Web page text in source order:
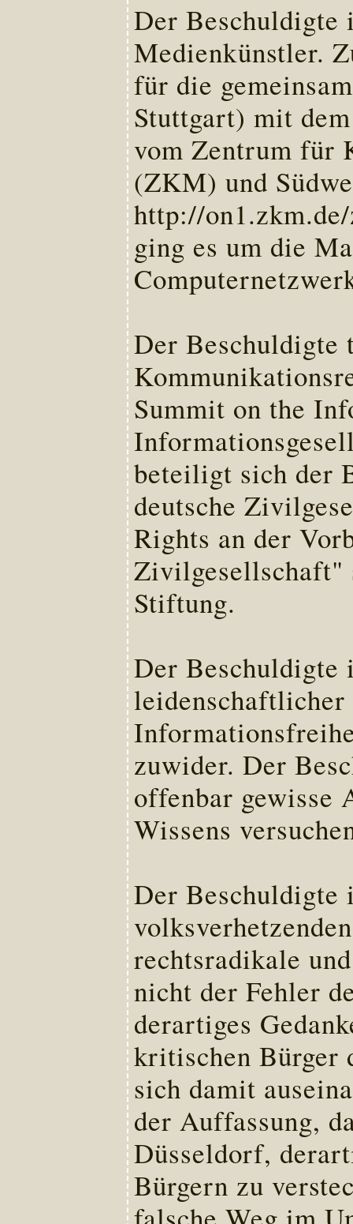
Der Beschuldigte
Medienkünstler.
für die
Stuttgart) mit
vom Zentrum für
(ZKM) und
http://
ging es um die
Der Beschuldigte
Summit on the
beteiligt sich der
deutsche
Rights an der
Zivilgesellschaft"
Stiftung.
Der Beschuldigte
zuwider. Der
offenbar gewisse
Wissens
Der
rechtsradikale
nicht der Fehler
derartiges
kritischen Bürger
sich damit
der Auffassung,
Düsseldorf,
Bürgern zu